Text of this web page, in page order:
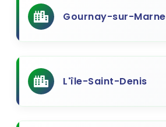
Gournay-sur-Marne
L'île-Saint-Denis